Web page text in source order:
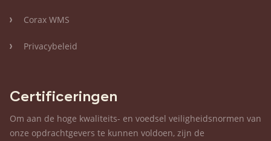
Corax WMS
Privacybeleid
Certificeringen
Om aan de hoge kwaliteits- en voedsel veiligheidsnormen van
onze opdrachtgevers te kunnen voldoen, zijn de